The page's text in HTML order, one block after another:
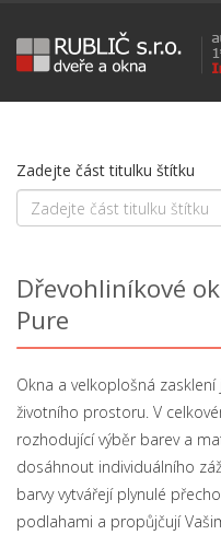
Zadejte část titulku štítku
Dřevohliníkové
Pure
Okna a velkoplošná
životního prostoru. V
rozhodující výběr barev a
dosáhnout individuálního
barvy vytvářejí plynulé
podlahami a propůjčují